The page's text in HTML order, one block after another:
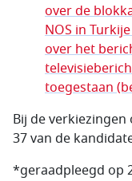
over de
NOS in
over het
toegestaan
Bij de
37 van de
*geraadpleegd op